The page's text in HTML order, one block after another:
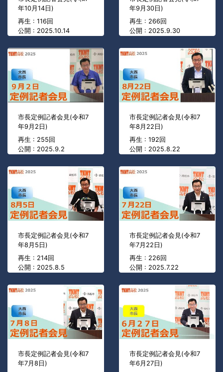
年10月14日)
再生 : 116回
公開 : 2025.10.14
年9月30日)
再生 : 266回
公開 : 2025.9.30
市長定例記者会見(令和7
年9月2日)
再生 : 255回
公開 : 2025.9.2
市長定例記者会見(令和7
年8月22日)
再生 : 192回
公開 : 2025.8.22
市長定例記者会見(令和7
年8月5日)
再生 : 214回
公開 : 2025.8.5
市長定例記者会見(令和7
年7月22日)
再生 : 226回
公開 : 2025.7.22
市長定例記者会見(令和7
年7月8日)
市長定例記者会見(令和7
年6月27日)